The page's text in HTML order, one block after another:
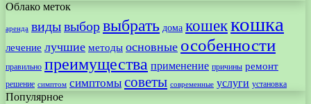
Облако меток
аренда видывыборвыбрать дома кошеккошка
лечение лучшие методы основные особенности
правильно преимущества применение причины ремонт
решение симптом симптомы советы современные услуги установка
Популярное